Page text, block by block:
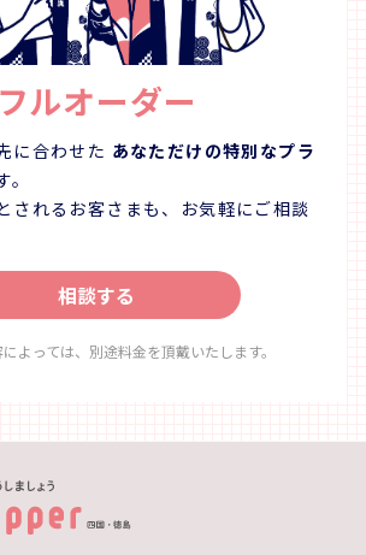
フルオーダー
に合わせた あなただけの特別なプラ
されるお客さまも、お気軽にご相談
相談する
よっては、別途料金を頂戴いたします。